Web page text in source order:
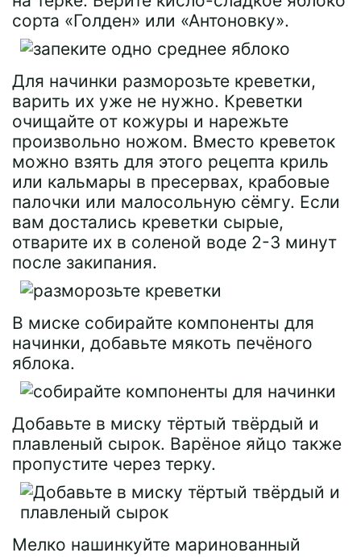
сорта «Голден» или «Антоновку».
Для начинки разморозьте креветки,
варить их уже не нужно. Креветки
очищайте от кожуры и нарежьте
произвольно ножом. Вместо креветок
можно взять для этого рецепта криль
или кальмары в пресервах, крабовые
палочки или малосольную сёмгу. Если
вам достались креветки сырые,
отварите их в соленой воде 2-3 минут
после закипания.
В миске собирайте компоненты для
начинки, добавьте мякоть печёного
яблока.
Добавьте в миску тёртый твёрдый и
плавленый сырок. Варёное яйцо также
пропустите через терку.
Мелко нашинкуйте маринованный